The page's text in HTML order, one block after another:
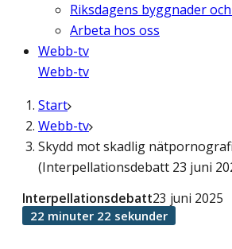
Riksdagens byggnader
Arbeta hos oss
Webb-tv
Webb-tv
Start
Webb-tv
Skydd mot skadlig nätpornografi
(Interpellationsdebatt 23 juni
Interpellationsdebatt23 juni 2025
22 minuter 22 sekunder